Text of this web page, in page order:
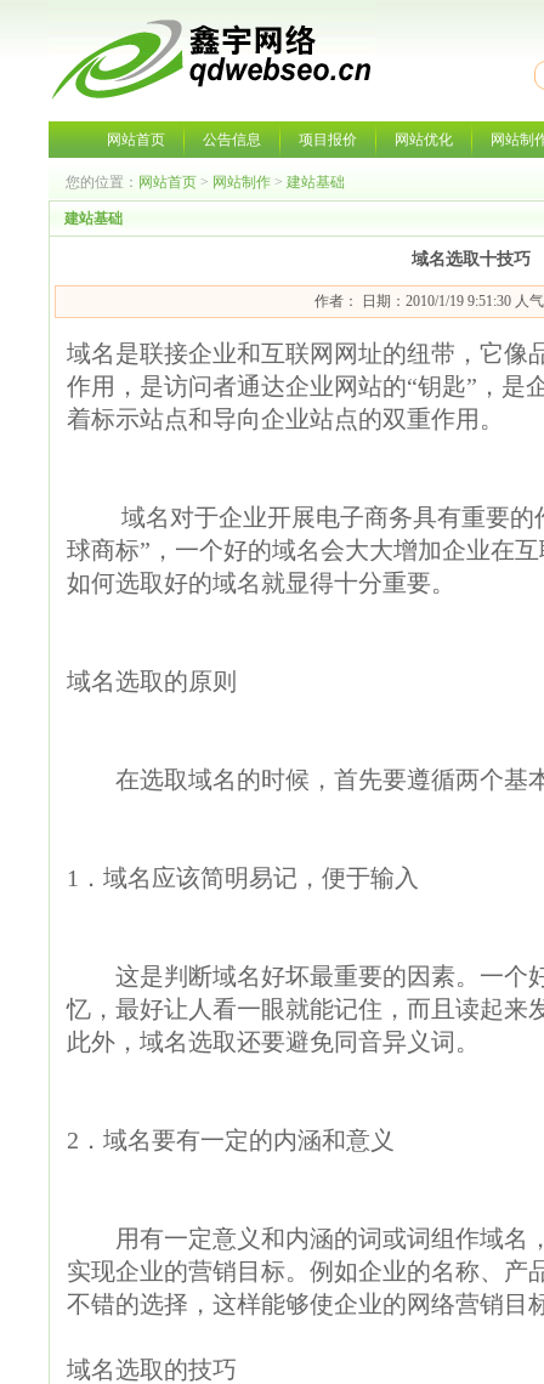
网站首页 公告信息 项目报价 网站优化 网站制
您的位置： 网站首页 > 网站制作 > 建站基础
建站基础
域名选取十技巧
作者： 日期：2010/1/19 9:51:30 人
域名是联接企业和互联网网址的纽带，它像
作用，是访问者通达企业网站的“钥匙”，是
着标示站点和导向企业站点的双重作用。
域名对于企业开展电子商务具有重要的
球商标”，一个好的域名会大大增加企业在
如何选取好的域名就显得十分重要。
域名选取的原则
在选取域名的时候，首先要遵循两个基
1．域名应该简明易记，便于输入
这是判断域名好坏最重要的因素。一个
忆，最好让人看一眼就能记住，而且读起来
此外，域名选取还要避免同音异义词。
2．域名要有一定的内涵和意义
用有一定意义和内涵的词或词组作域名
实现企业的营销目标。例如企业的名称、产
不错的选择，这样能够使企业的网络营销目
域名选取的技巧